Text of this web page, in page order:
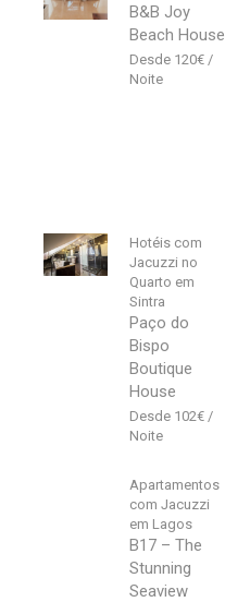
B&B Joy
Beach House
120€
Hotéis com
Jacuzzi no
Quarto em
Sintra
Paço do
Bispo
Boutique
House
102€
Apartamentos
com Jacuzzi
em Lagos
B17 – The
Stunning
Seaview